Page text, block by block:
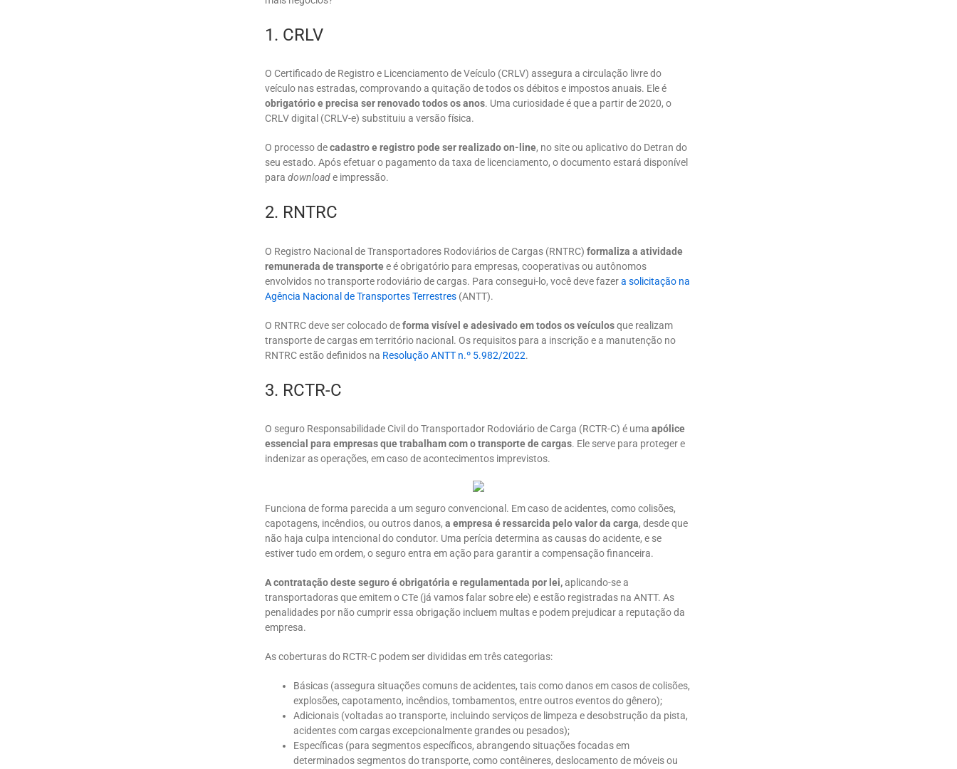
1. CRLV
O Certificado de Registro e Licenciamento de Veículo (CRLV) assegura a circulação livre do
veículo nas estradas, comprovando a quitação de todos os débitos e impostos anuais. Ele é
obrigatório e precisa ser renovado todos os anos. Uma curiosidade é que a partir de 2020, o
CRLV digital (CRLV-e) substituiu a versão física.
O processo decadastro e registro pode ser realizado on-line, no site ou aplicativo do Detran do
seu estado. Após efetuar o pagamento da taxa de licenciamento, o documento estará disponível
para downloade impressão.
2. RNTRC
O Registro Nacional de Transportadores Rodoviários de Cargas (RNTRC) formaliza a atividade
remunerada de transportee é obrigatório para empresas, cooperativas ou autônomos
envolvidos no transporte rodoviário de cargas. Para consegui-lo, você deve fazera solicitação na
Agência Nacional de Transportes Terrestres (ANTT).
O RNTRC deve ser colocado deforma visível e adesivado em todos os veículosque realizam
transporte de cargas em território nacional. Os requisitos para a inscrição e a manutenção no
RNTRC estão definidos na Resolução ANTT n.º 5.982/2022.
3. RCTR-C
O seguro Responsabilidade Civil do Transportador Rodoviário de Carga (RCTR-C) é uma apólice
essencial para empresas que trabalham com o transporte de cargas. Ele serve para proteger e
indenizar as operações, em caso de acontecimentos imprevistos.
Funciona de forma parecida a um seguro convencional. Em caso de acidentes, como colisões,
capotagens, incêndios, ou outros danos, a empresa é ressarcida pelo valor da carga, desde que
não haja culpa intencional do condutor. Uma perícia determina as causas do acidente, e se
estiver tudo em ordem, o seguro entra em ação para garantir a compensação financeira.
A contratação deste seguro é obrigatória e regulamentada por lei,aplicando-se a
transportadoras que emitem o CTe (já vamos falar sobre ele) e estão registradas na ANTT. As
penalidades por não cumprir essa obrigação incluem multas e podem prejudicar a reputação da
empresa.
As coberturas do RCTR-C podem ser divididas em três categorias:
Básicas (assegura situações comuns de acidentes, tais como danos em casos de colisões,
explosões, capotamento, incêndios, tombamentos, entre outros eventos do gênero);
Adicionais (voltadas ao transporte, incluindo serviços de limpeza e desobstrução da pista,
acidentes com cargas excepcionalmente grandes ou pesados);
Específicas (para segmentos específicos, abrangendo situações focadas em
determinados segmentos do transporte, como contêineres, deslocamento de móveis ou